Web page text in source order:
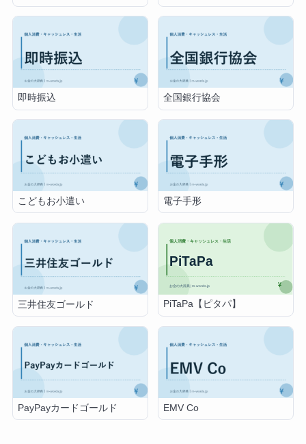
即時振込 全国銀行協会
こどもお小遣い 電子手形
三井住友ゴールド PiTaPa【ピタパ】
PayPayカードゴールド EMV Co